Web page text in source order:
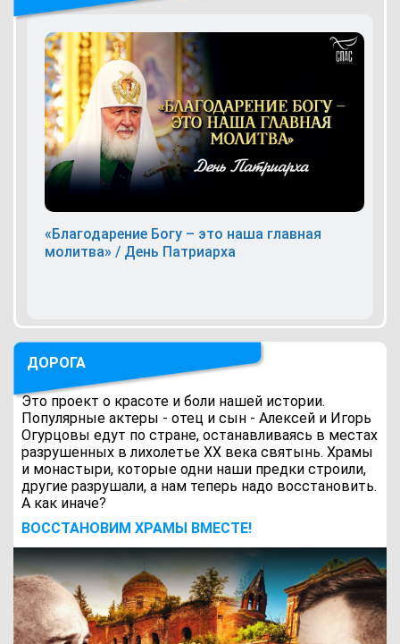
«Благодарение Богу – это наша главная
молитва» / День Патриарха
ДОРОГА
Это проект о красоте и боли нашей истории.
Популярные актеры - отец и сын - Алексей и Игорь
Огурцовы едут по стране, останавливаясь в местах
разрушенных в лихолетье ХХ века святынь. Храмы
и монастыри, которые одни наши предки строили,
другие разрушали, а нам теперь надо восстановить.
А как иначе?
ВОCСТАНОВИМ ХРАМЫ ВМЕСТЕ!